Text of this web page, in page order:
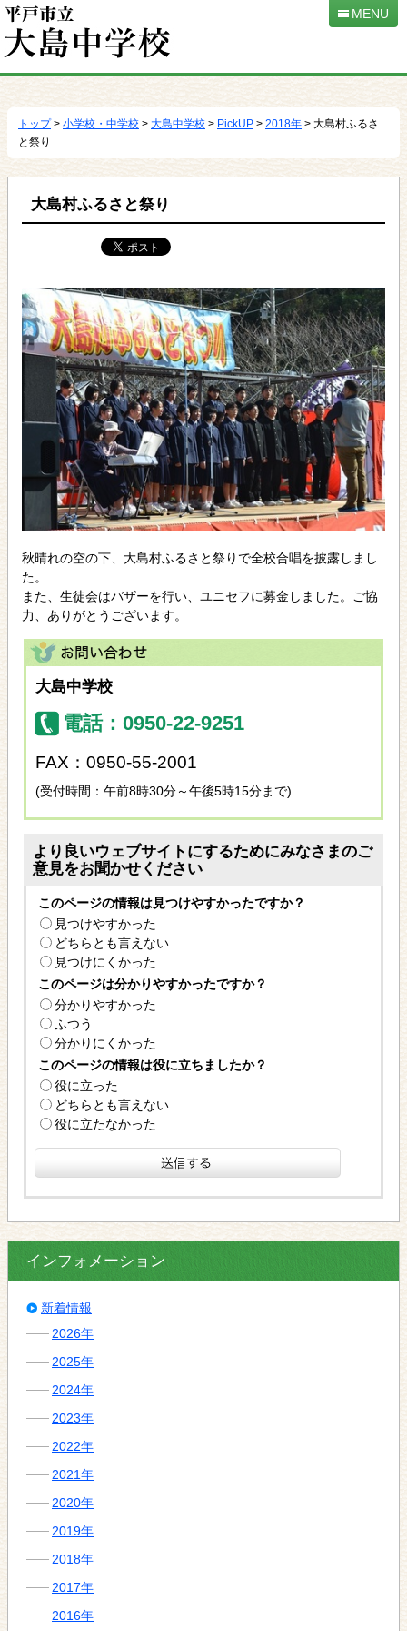
動
MENU
トップ> 小学校・中学校 > 大島中学校 > PickUP > 2018年 > 大島村ふるさ
と祭り
大島村ふるさと祭り
秋晴れの空の下、大島村ふるさと祭りで全校合唱を披露しまし
た。
また、生徒会はバザーを行い、ユニセフに募金しました。ご協
力、ありがとうございます。
大島中学校
電話：0950-22-9251
FAX：0950-55-2001
(受付時間：午前8時30分～午後5時15分まで)
より良いウェブサイトにするためにみなさまのご
意見をお聞かせください
このページの情報は見つけやすかったですか？
見つけやすかった
どちらとも言えない
見つけにくかった
このページは分かりやすかったですか？
分かりやすかった
ふつう
分かりにくかった
このページの情報は役に立ちましたか？
役に立った
どちらとも言えない
役に立たなかった
インフォメーション
新着情報
2026年
2025年
2024年
2023年
2022年
2021年
2020年
2019年
2018年
2017年
2016年